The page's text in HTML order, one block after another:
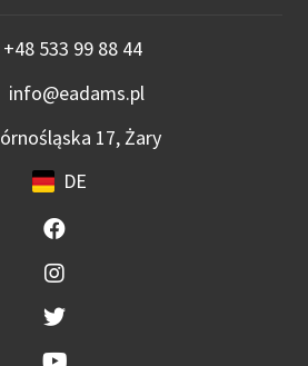
+48 533 99 88 44
info@eadams.pl
17, Żary
DE